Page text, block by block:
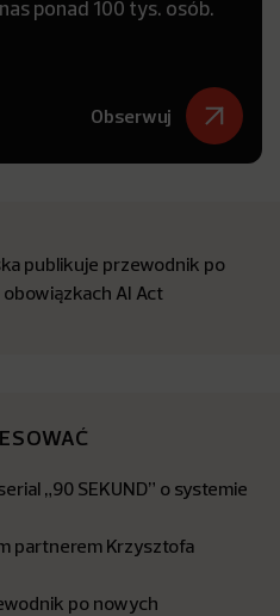
ponad 100 tys. osób.
Obserwuj
publikuje przewodnik po
AI Act
„90 SEKUND” o systemie
partnerem Krzysztofa
po nowych